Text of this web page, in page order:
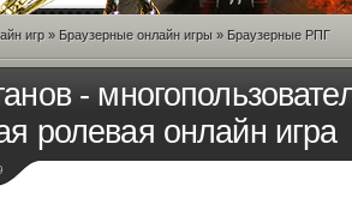
игр » Браузерные онлайн игры » Браузерные РПГ
-
ролевая онлайн игра